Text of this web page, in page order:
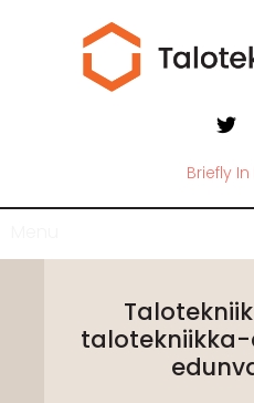
Briefly